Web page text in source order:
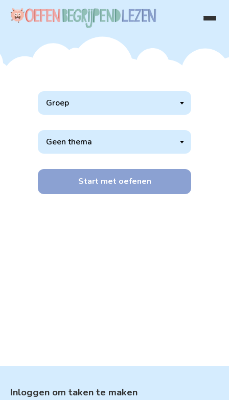
Groep
Geen thema
Start met oefenen
Inloggen om taken te maken